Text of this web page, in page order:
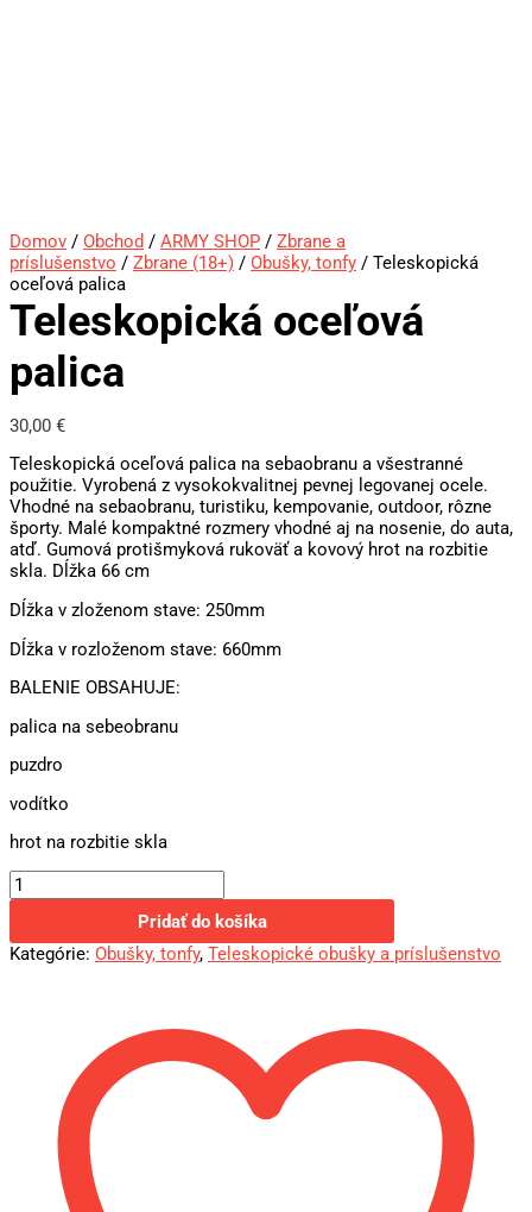
Domov / Obchod / ARMY SHOP / Zbrane a
príslušenstvo / Zbrane (18+) / Obušky, tonfy / Teleskopická
oceľová palica
Teleskopická oceľová
palica
30,00 €
Teleskopická oceľová palica na sebaobranu a všestranné
použitie. Vyrobená z vysokokvalitnej pevnej legovanej ocele.
Vhodné na sebaobranu, turistiku, kempovanie, outdoor, rôzne
športy. Malé kompaktné rozmery vhodné aj na nosenie, do auta,
atď. Gumová protišmyková rukoväť a kovový hrot na rozbitie
skla. Dĺžka 66 cm
Dĺžka v zloženom stave: 250mm
Dĺžka v rozloženom stave: 660mm
BALENIE OBSAHUJE:
palica na sebeobranu
puzdro
vodítko
hrot na rozbitie skla
Pridať do košíka
Kategórie: Obušky, tonfy, Teleskopické obušky a príslušenstvo